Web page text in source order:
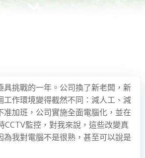
具挑戰的一年。公司換了新老闆，新
工作環境變得截然不同：減人工、減
准加班，公司實施全面電腦化，並在
CCTV監控，對我來說，這些改變真
為我對電腦不是很熟，甚至可以說是